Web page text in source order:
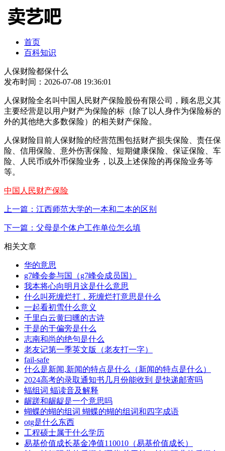
首页
百科知识
人保财险都保什么
发布时间：2026-07-08 19:36:01
人保财险全名叫中国人民财产保险股份有限公司，顾名思义其
主要经营是以用户财产为保险的标（除了以人身作为保险标的
外的其他绝大多数保险）的相关财产保险。
人保财险目前人保财险的经营范围包括财产损失保险、责任保
险、信用保险、意外伤害保险、短期健康保险、保证保险、车
险、人民币或外币保险业务，以及上述保险的再保险业务等
等。
中国人民财产保险
上一篇：江西师范大学的一本和二本的区别
下一篇：父母是个体户工作单位怎么填
相关文章
华的意思
g7峰会参与国（g7峰会成员国）
我本将心向明月这是什么意思
什么叫死缠烂打，死缠烂打意思是什么
一起看初雪什么意义
千里白云黄曰曛的古诗
于是的于偏旁是什么
志南和尚的绝句是什么
老友记第一季英文版（老友打一字）
fail-safe
什么是新闻,新闻的特点是什么（新闻的特点是什么）
2024高考的录取通知书几月份能收到 是快递邮寄吗
蝠组词 蝠读音及解释
龌蹉和龌龊是一个意思吗
蝴蝶的蝴的组词 蝴蝶的蝴的组词和四字成语
otg是什么东西
工程硕士属于什么学历
易基价值成长基金净值110010（易基价值成长）